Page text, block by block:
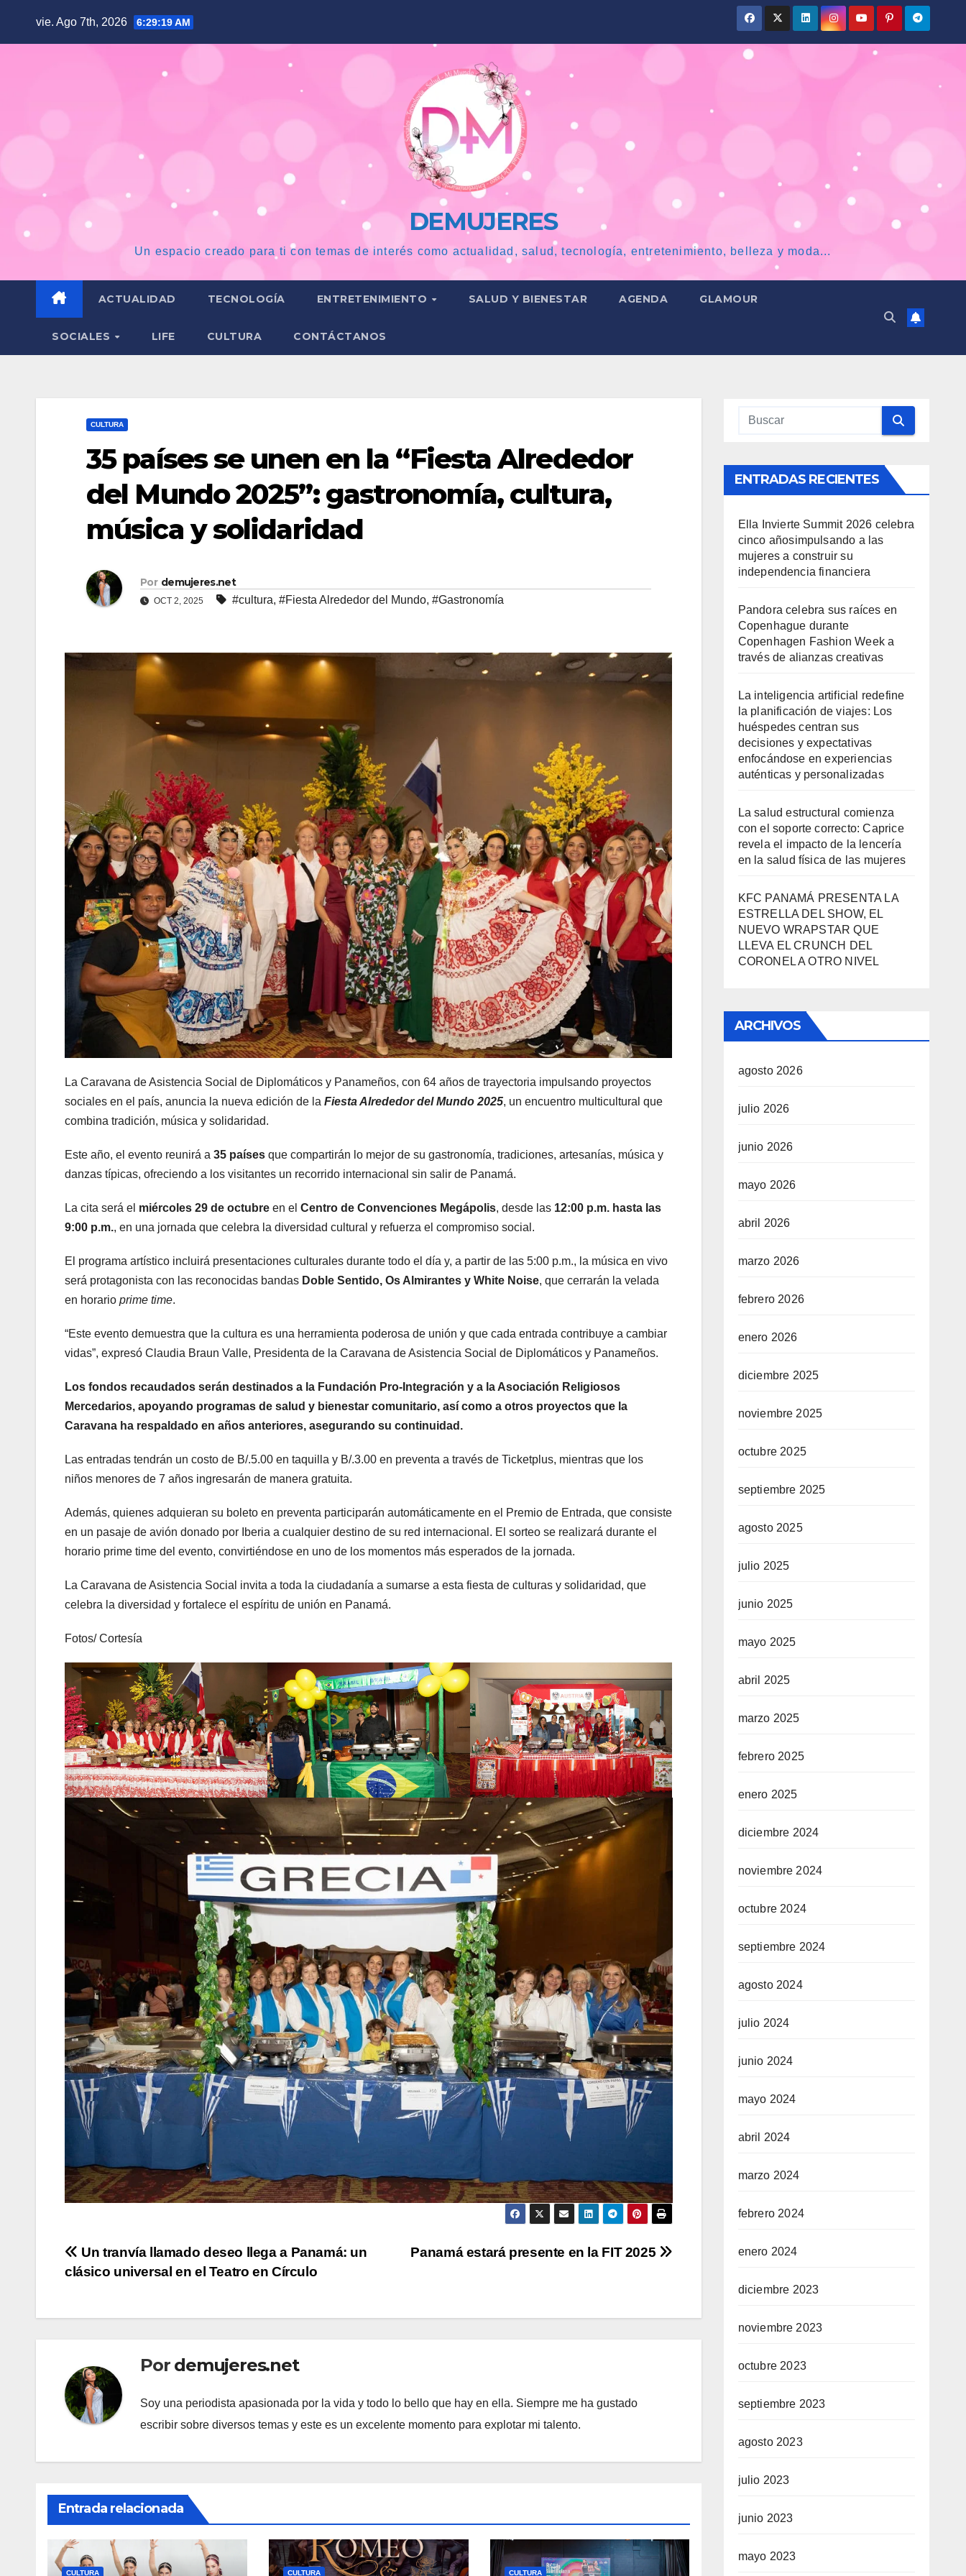
vie. Ago 7th, 2026 6:29:20 AM
DEMUJERES
Un espacio creado para ti con temas de interés como actualidad, salud, tecnología, entretenimiento, belleza y moda...
ACTUALIDAD TECNOLOGÍA ENTRETENIMIENTO SALUD Y BIENESTAR AGENDA GLAMOUR
SOCIALES LIFE CULTURA CONTÁCTANOS
CULTURA
35 países se unen en la “Fiesta Alrededor
del Mundo 2025”: gastronomía, cultura,
música y solidaridad
Por demujeres.net
OCT 2, 2025 #cultura, #Fiesta Alrededor del Mundo, #Gastronomía
La Caravana de Asistencia Social de Diplomáticos y Panameños, con 64 años de trayectoria impulsando proyectos
sociales en el país, anuncia la nueva edición de la Fiesta Alrededor del Mundo 2025, un encuentro multicultural que
combina tradición, música y solidaridad.
Este año, el evento reunirá a 35 países que compartirán lo mejor de su gastronomía, tradiciones, artesanías, música y
danzas típicas, ofreciendo a los visitantes un recorrido internacional sin salir de Panamá.
La cita será el miércoles 29 de octubre en el Centro de Convenciones Megápolis, desde las 12:00 p.m. hasta las
9:00 p.m., en una jornada que celebra la diversidad cultural y refuerza el compromiso social.
El programa artístico incluirá presentaciones culturales durante todo el día y, a partir de las 5:00 p.m., la música en vivo
será protagonista con las reconocidas bandas Doble Sentido, Os Almirantes y White Noise, que cerrarán la velada
en horario prime time.
“Este evento demuestra que la cultura es una herramienta poderosa de unión y que cada entrada contribuye a cambiar
vidas”, expresó Claudia Braun Valle, Presidenta de la Caravana de Asistencia Social de Diplomáticos y Panameños.
Los fondos recaudados serán destinados a la Fundación Pro-Integración y a la Asociación Religiosos
Mercedarios, apoyando programas de salud y bienestar comunitario, así como a otros proyectos que la
Caravana ha respaldado en años anteriores, asegurando su continuidad.
Las entradas tendrán un costo de B/.5.00 en taquilla y B/.3.00 en preventa a través de Ticketplus, mientras que los
niños menores de 7 años ingresarán de manera gratuita.
Además, quienes adquieran su boleto en preventa participarán automáticamente en el Premio de Entrada, que consiste
en un pasaje de avión donado por Iberia a cualquier destino de su red internacional. El sorteo se realizará durante el
horario prime time del evento, convirtiéndose en uno de los momentos más esperados de la jornada.
La Caravana de Asistencia Social invita a toda la ciudadanía a sumarse a esta fiesta de culturas y solidaridad, que
celebra la diversidad y fortalece el espíritu de unión en Panamá.
Fotos/ Cortesía
Navegación
entradas
Panamá estará presente en la FIT 2025
Un tranvía llamado deseo llega a Panamá: un
clásico universal en el Teatro en Círculo
Por demujeres.net
Soy una periodista apasionada por la vida y todo lo bello que hay en ella. Siempre me ha gustado
escribir sobre diversos temas y este es un excelente momento para explotar mi talento.
Entrada relacionada
CULTURA CULTURA CULTURA
ENTRADAS RECIENTES
Ella Invierte Summit 2026 celebra
cinco añosimpulsando a las
mujeres a construir su
independencia financiera
Pandora celebra sus raíces en
Copenhague durante
Copenhagen Fashion Week a
través de alianzas creativas
La inteligencia artificial redefine
la planificación de viajes: Los
huéspedes centran sus
decisiones y expectativas
enfocándose en experiencias
auténticas y personalizadas
La salud estructural comienza
con el soporte correcto: Caprice
revela el impacto de la lencería
en la salud física de las mujeres
KFC PANAMÁ PRESENTA LA
ESTRELLA DEL SHOW, EL
NUEVO WRAPSTAR QUE
LLEVA EL CRUNCH DEL
CORONEL A OTRO NIVEL
ARCHIVOS
agosto 2026
julio 2026
junio 2026
mayo 2026
abril 2026
marzo 2026
febrero 2026
enero 2026
diciembre 2025
noviembre 2025
octubre 2025
septiembre 2025
agosto 2025
julio 2025
junio 2025
mayo 2025
abril 2025
marzo 2025
febrero 2025
enero 2025
diciembre 2024
noviembre 2024
octubre 2024
septiembre 2024
agosto 2024
julio 2024
junio 2024
mayo 2024
abril 2024
marzo 2024
febrero 2024
enero 2024
diciembre 2023
noviembre 2023
octubre 2023
septiembre 2023
agosto 2023
julio 2023
junio 2023
mayo 2023